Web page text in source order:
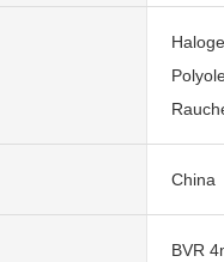
China
BVR